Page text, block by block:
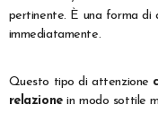
pertinente. È una forma di
immediatamente.
Questo tipo di attenzione
relazionein modo sottile